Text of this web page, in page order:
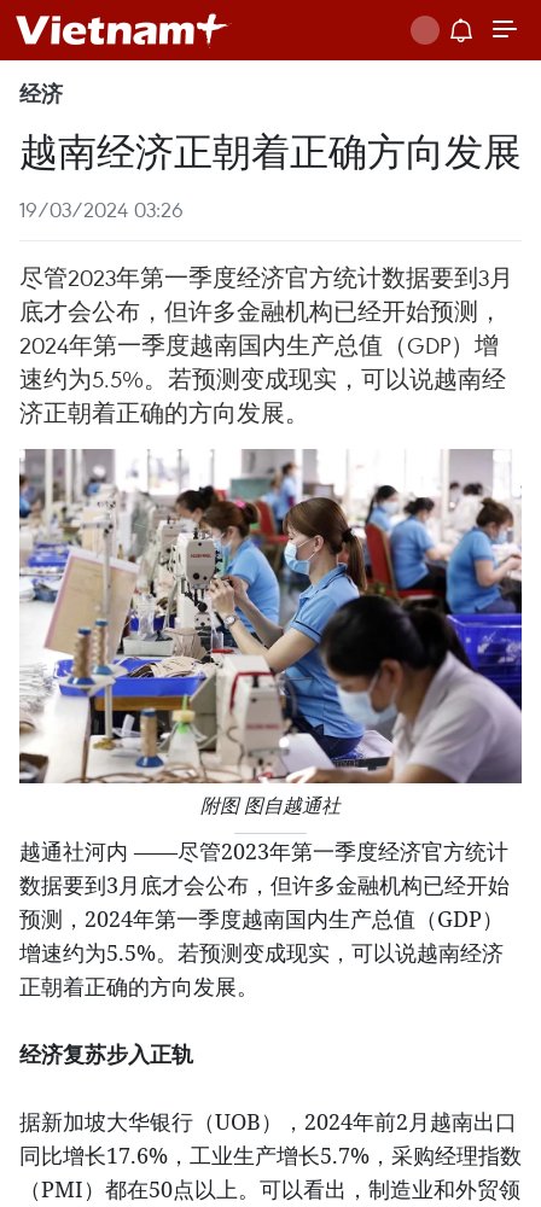
经济
越南经济正朝着正确方向发展
19/03/2024 03:26
尽管2023年第一季度经济官方统计数据要到3月
底才会公布，但许多金融机构已经开始预测，
2024年第一季度越南国内生产总值（GDP）增
速约为5.5%。若预测变成现实，可以说越南经
济正朝着正确的方向发展。
附图 图自越通社
越通社河内 ——尽管2023年第一季度经济官方统计
数据要到3月底才会公布，但许多金融机构已经开始
预测，2024年第一季度越南国内生产总值（GDP）
增速约为5.5%。若预测变成现实，可以说越南经济
正朝着正确的方向发展。
经济复苏步入正轨
据新加坡大华银行（UOB），2024年前2月越南出口
同比增长17.6%，工业生产增长5.7%，采购经理指数
（PMI）都在50点以上。可以看出，制造业和外贸领